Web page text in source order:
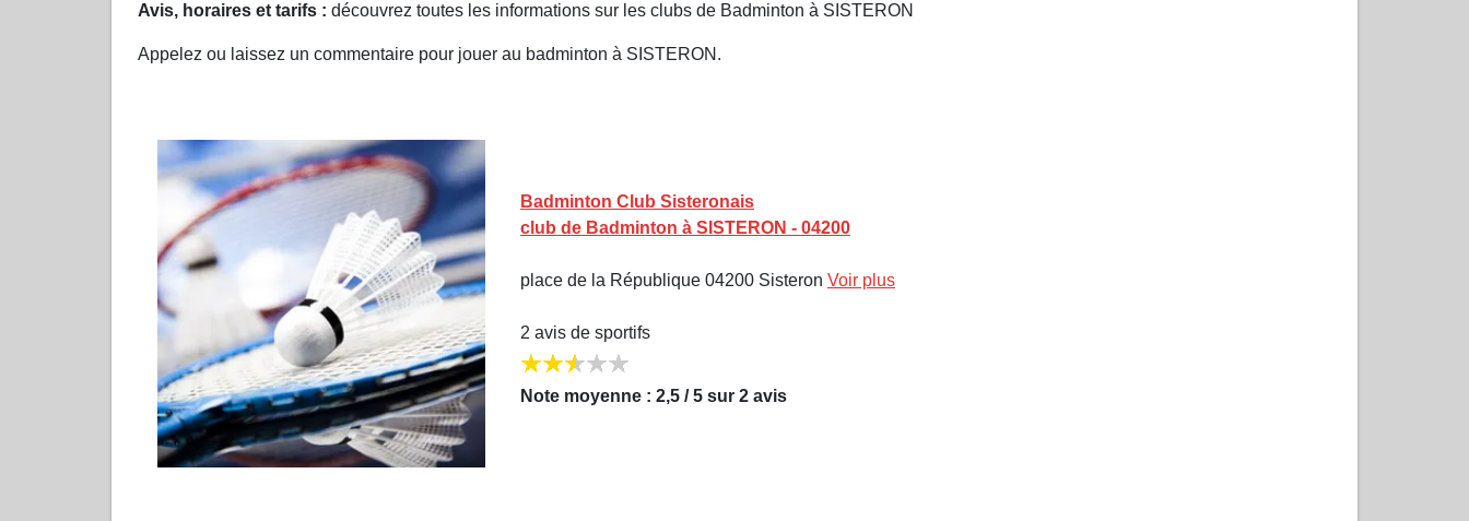
Avis, horaires et tarifs : découvrez toutes les informations sur les clubs de Badminton à SISTERON
Appelez ou laissez un commentaire pour jouer au badminton à SISTERON.
Badminton Club Sisteronais
club de Badminton à SISTERON - 04200
place de la République 04200 Sisteron Voir plus
2 avis de sportifs
Note moyenne : 2,5 / 5 sur 2 avis